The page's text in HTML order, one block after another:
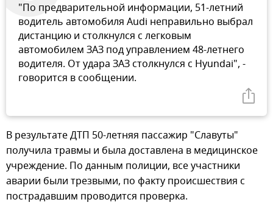
"По предварительной информации, 51-летний
водитель автомобиля Audi неправильно выбрал
дистанцию и столкнулся с легковым
автомобилем ЗАЗ под управлением 48-летнего
водителя. От удара ЗАЗ столкнулся с Hyundai", -
говорится в сообщении.
В результате ДТП 50-летняя пассажир "Славуты"
получила травмы и была доставлена в медицинское
учреждение. По данным полиции, все участники
аварии были трезвыми, по факту происшествия с
пострадавшим проводится проверка.